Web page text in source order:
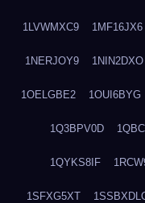
1LVWMXC9 1MF16JX6
1NERJOY9 1NIN2DXO
1OELGBE2 1OUI6BYG
1Q3BPV0D
1QYKS8IF
1SFXG5XT